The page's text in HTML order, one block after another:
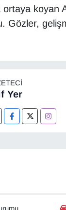
koyan
Gözler,
Yer